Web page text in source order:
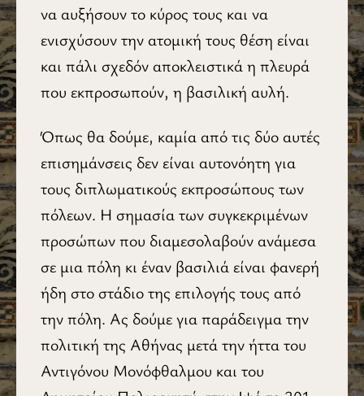
να αυξήσουν το κύρος τους και να
ενισχύσουν την ατομική τους θέση είναι
και πάλι σχεδόν αποκλειστικά η πλευρά
που εκπροσωπούν, η βασιλική αυλή.
Όπως θα δούμε, καμία από τις δύο αυτές
επισημάνσεις δεν είναι αυτονόητη για
τους διπλωματικούς εκπροσώπους των
πόλεων. Η σημασία των συγκεκριμένων
προσώπων που διαμεσολαβούν ανάμεσα
σε μια πόλη κι έναν βασιλιά είναι φανερή
ήδη στο στάδιο της επιλογής τους από
την πόλη. Ας δούμε για παράδειγμα την
πολιτική της Αθήνας μετά την ήττα του
Αντιγόνου Μονόφθαλμου και του